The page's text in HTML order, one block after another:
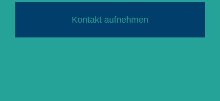
Kontakt aufnehmen